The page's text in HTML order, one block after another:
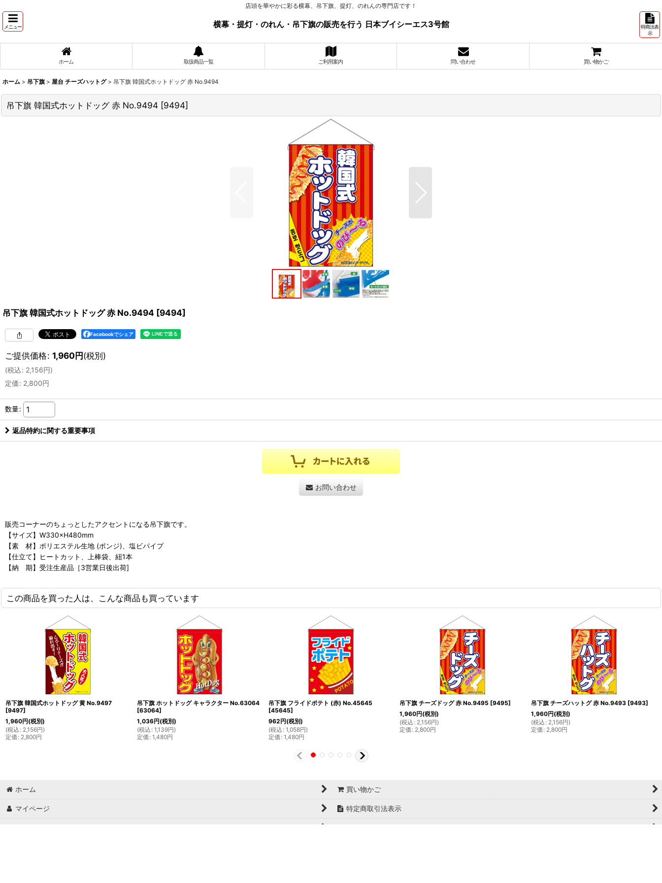
店頭を華やかに彩る横幕、吊下旗、提灯、のれんの専門店です！
メニュー 横幕・提灯・のれん・吊下旗の販売を行う 日本ブイシーエス3号館
特商法表
示
ホーム 取扱商品一覧 ご利用案内 問い合わせ 買い物かご
ホーム > 吊下旗 > 屋台 チーズハットグ > 吊下旗 韓国式ホットドッグ 赤 No.9494
吊下旗 韓国式ホットドッグ 赤 No.9494 [9494]
吊下旗 韓国式ホットドッグ 赤 No.9494 [9494]
Facebookでシェア
ご提供価格: 1,960円(税別)
(税込: 2,156円)
定価: 2,800円
数量:
返品特約に関する重要事項
お問い合わせ
販売コーナーのちょっとしたアクセントになる吊下旗です。
【サイズ】W330×H480mm
【素 材】ポリエステル生地 (ポンジ)、塩ビパイプ
【仕立て】ヒートカット、上棒袋、紐1本
【納 期】受注生産品［3営業日後出荷]
この商品を買った人は、こんな商品も買っています
吊下旗 韓国式ホットドッグ 黄 No.9497
[9497]
1,960円(税別)
(税込 : 2,156円)
定価 : 2,800円
吊下旗 ホットドッグ キャラクター No.63064
[63064]
1,036円(税別)
(税込 : 1,139円)
定価 : 1,480円
吊下旗 フライドポテト (赤) No.45645
[45645]
962円(税別)
(税込 : 1,058円)
定価 : 1,480円
吊下旗 チーズドッグ 赤 No.9495 [9495]
1,960円(税別)
(税込 : 2,156円)
定価 : 2,800円
吊下旗 チーズハットグ 赤 No.9493 [9493]
1,960円(税別)
(税込 : 2,156円)
定価 : 2,800円
ホーム 買い物かご
マイページ 特定商取引法表示